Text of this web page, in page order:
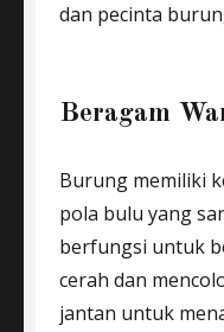
dan pecinta
Beragam
Burung memiliki
pola bulu yang
berfungsi untuk
cerah dan
jantan untuk